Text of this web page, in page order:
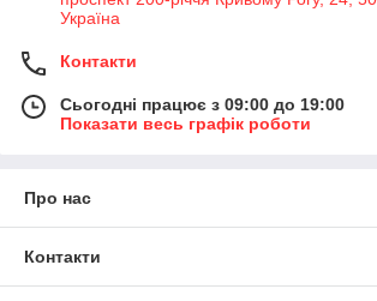
Україна
Контакти
Сьогодні працює з 09:00 до 19:00
Показати весь графік роботи
Про нас
Контакти